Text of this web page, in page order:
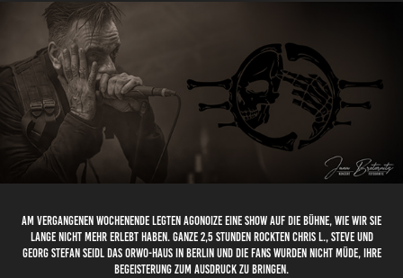
Am vergangenen Wochenende legten AGONOIZE eine Show auf die Bühne, wie wir sie
lange nicht mehr erlebt haben. Ganze 2,5 Stunden rockten Chris L., Steve und
Georg Stefan Seidl das ORWO-Haus in Berlin und die Fans wurden nicht müde, ihre
Begeisterung zum Ausdruck zu bringen.